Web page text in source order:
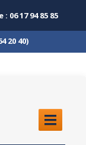
06 17 94 85 85
20 40)